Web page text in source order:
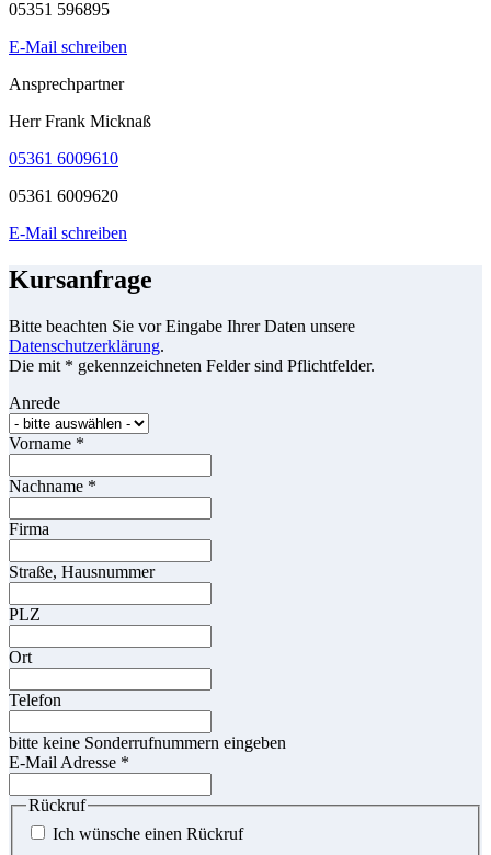
05351 596895
E-Mail schreiben
Ansprechpartner
Herr Frank Micknaß
05361 6009610
05361 6009620
E-Mail schreiben
Kursanfrage
Bitte beachten Sie vor Eingabe Ihrer Daten unsere
Datenschutzerklärung.
Die mit * gekennzeichneten Felder sind Pflichtfelder.
Anrede
Vorname *
Nachname *
Firma
Straße, Hausnummer
PLZ
Ort
Telefon
bitte keine Sonderrufnummern eingeben
E-Mail Adresse *
Rückruf
Ich wünsche einen Rückruf